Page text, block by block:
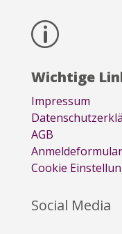
p
Wichtige
Impressum
AGB
Cookie
Social Media